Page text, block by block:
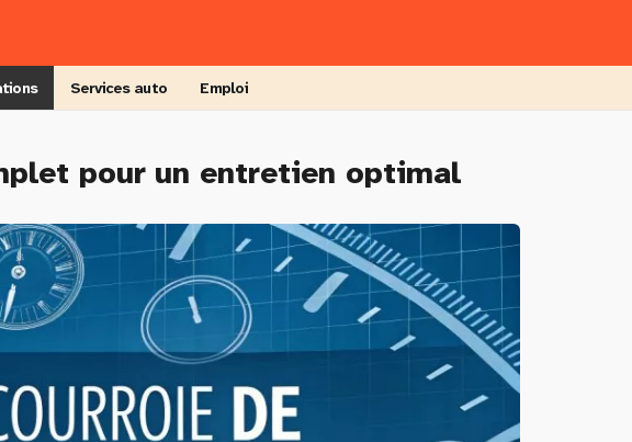
Services auto Emploi
pour un entretien optimal